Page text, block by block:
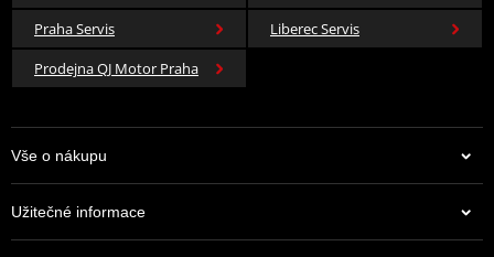
Praha Servis
Liberec Servis
Prodejna QJ Motor Praha
Vše o nákupu
Užitečné informace